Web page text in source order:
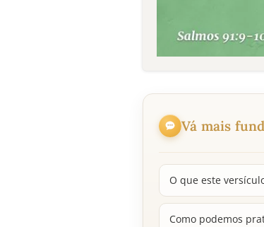
Vá mais
O que este
Como podemos